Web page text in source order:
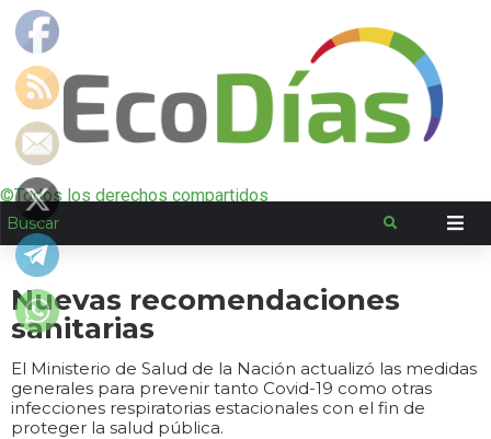
©Todos los derechos compartidos
Nuevas recomendaciones
sanitarias
El Ministerio de Salud de la Nación actualizó las medidas
generales para prevenir tanto Covid-19 como otras
infecciones respiratorias estacionales con el fin de
proteger la salud pública.